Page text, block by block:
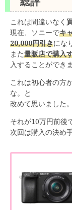
これは間違いなく
現在、ソニーでキ
20,000円引きにな
また量販店で購入
入することができま
これは初心者の方
な。と
改めて思いました。
それが10万円前後
次回は購入の決め